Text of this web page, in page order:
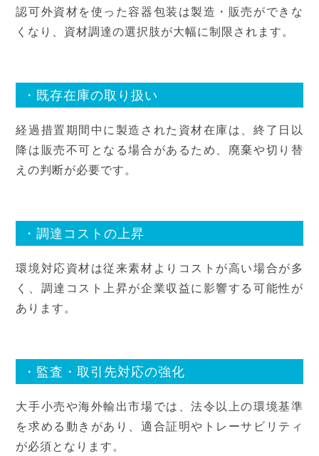
認可外資材を使った容器包装は製造・販売ができな
くなり、資材調達の選択肢が大幅に制限されます。
・既存在庫の取り扱い
経過措置期間中に製造された資材在庫は、終了日以
降は販売不可となる場合があるため、廃棄や切り替
えの判断が必要です。
・調達コストの上昇
環境対応資材は従来素材よりコストが高い場合が多
く、調達コスト上昇が企業収益に影響する可能性が
あります。
・監査・取引先対応の強化
大手小売や海外輸出市場では、法令以上の環境基準
を求める動きがあり、適合証明やトレーサビリティ
が必須となります。